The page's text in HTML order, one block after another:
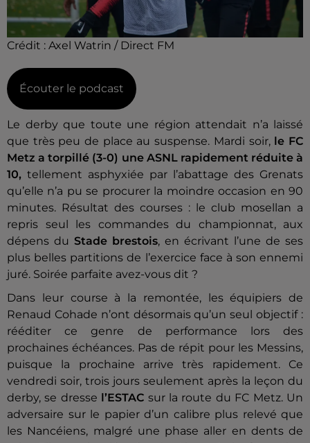
Crédit : Axel Watrin / Direct FM
Écouter le podcast
Le derby que toute une région attendait n’a laissé
que très peu de place au suspense. Mardi soir, le FC
Metz a torpillé (3-0) une ASNL rapidement réduite à
10, tellement asphyxiée par l’abattage des Grenats
qu’elle n’a pu se procurer la moindre occasion en 90
minutes. Résultat des courses : le club mosellan a
repris seul les commandes du championnat, aux
dépens du Stade brestois, en écrivant l’une de ses
plus belles partitions de l’exercice face à son ennemi
juré. Soirée parfaite avez-vous dit ?
Dans leur course à la remontée, les équipiers de
Renaud Cohade n’ont désormais qu’un seul objectif :
rééditer ce genre de performance lors des
prochaines échéances. Pas de répit pour les Messins,
puisque la prochaine arrive très rapidement. Ce
vendredi soir, trois jours seulement après la leçon du
derby, se dresse l’ESTAC sur la route du FC Metz. Un
adversaire sur le papier d’un calibre plus relevé que
les Nancéiens, malgré une phase aller en dents de